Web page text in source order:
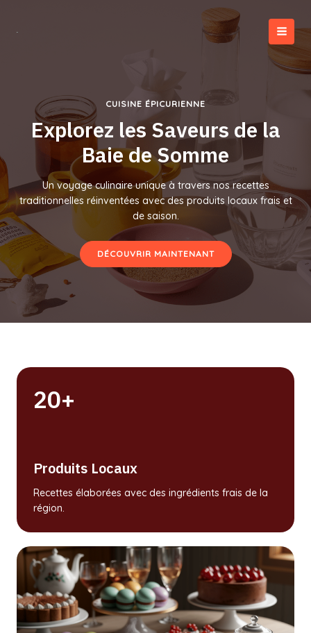
CUISINE ÉPICURIENNE
Explorez les Saveurs de la
Baie de Somme
Un voyage culinaire unique à travers nos recettes
traditionnelles réinventées avec des produits locaux frais et
de saison.
DÉCOUVRIR MAINTENANT
20+
Produits Locaux
Recettes élaborées avec des ingrédients frais de la
région.